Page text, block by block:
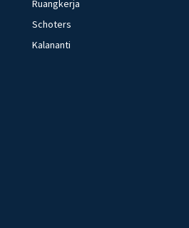
Ruangkerja
Schoters
Kalananti